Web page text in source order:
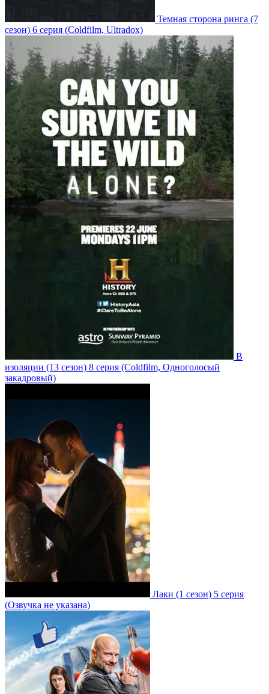
Темная сторона ринга (7
сезон) 6 серия (Coldfilm, Ultradox)
В
изоляции (13 сезон) 8 серия (Coldfilm, Одноголосый
закадровый)
Лаки (1 сезон) 5 серия
(Озвучка не указана)